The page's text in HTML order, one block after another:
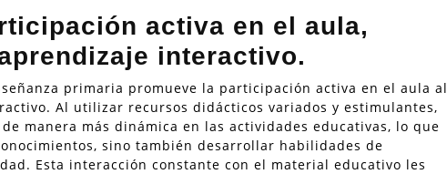
activa en el aula,
interactivo.
primaria promueve la participación activa en el aula al
Al utilizar recursos didácticos variados y estimulantes,
manera más dinámica en las actividades educativas, lo que
sino también desarrollar habilidades de
Esta interacción constante con el material educativo les